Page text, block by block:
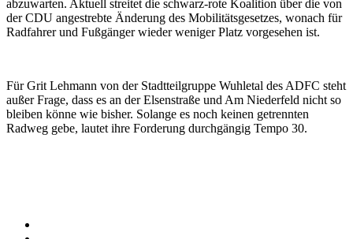
abzuwarten. Aktuell streitet die schwarz-rote Koalition über die von
der CDU angestrebte Änderung des Mobilitätsgesetzes, wonach für
Radfahrer und Fußgänger wieder weniger Platz vorgesehen ist.
Für Grit Lehmann von der Stadtteilgruppe Wuhletal des ADFC steht
außer Frage, dass es an der Elsenstraße und Am Niederfeld nicht so
bleiben könne wie bisher. Solange es noch keinen getrennten
Radweg gebe, lautet ihre Forderung durchgängig Tempo 30.